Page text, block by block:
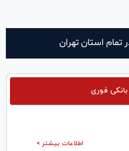
تمام استان تهران
بانکی فوری
اطلاعات بیشتر >